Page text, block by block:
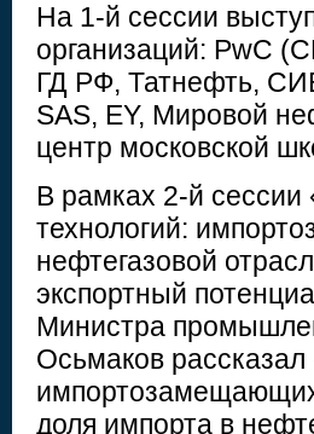
На 1-й сессии
организаций: PwC
ГД РФ, Татнефть,
SAS, EY, Мировой
центр московской
В рамках 2-й сессии
технологий:
нефтегазовой
экспортный
Министра
Осьмаков
доля импорта в